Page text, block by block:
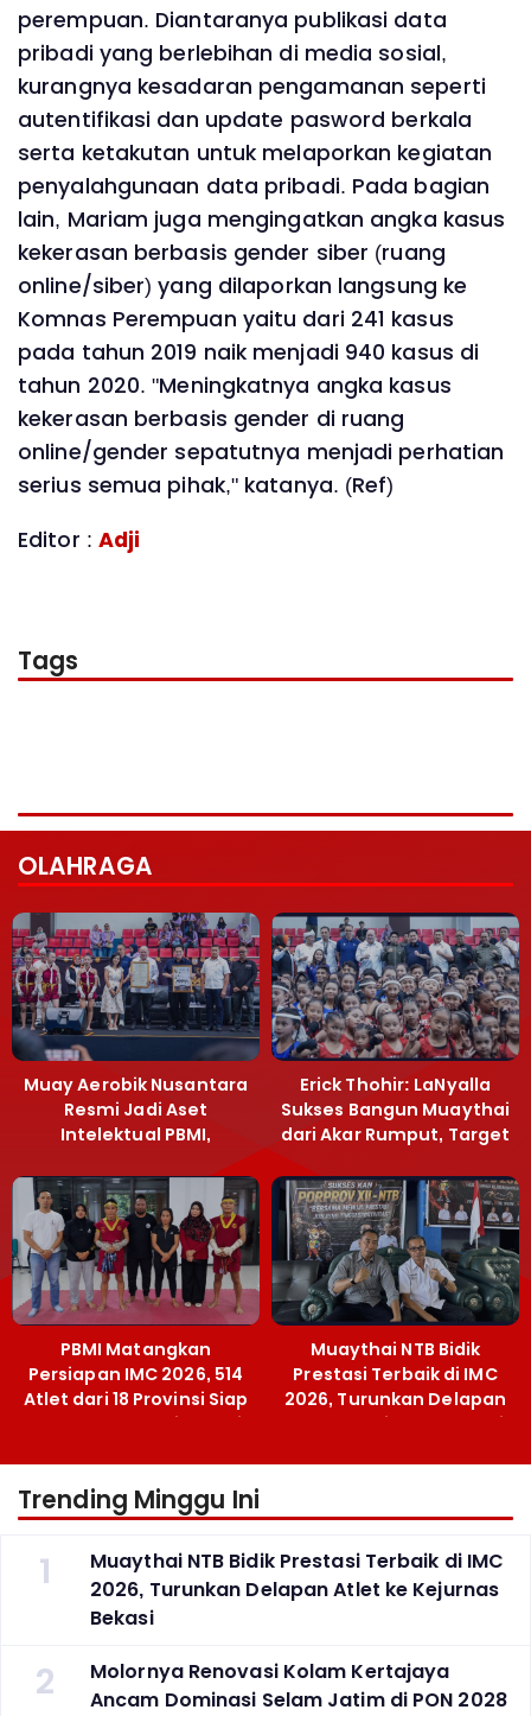
perempuan. Diantaranya publikasi data
pribadi yang berlebihan di media sosial,
kurangnya kesadaran pengamanan seperti
autentifikasi dan update pasword berkala
serta ketakutan untuk melaporkan kegiatan
penyalahgunaan data pribadi. Pada bagian
lain, Mariam juga mengingatkan angka kasus
kekerasan berbasis gender siber (ruang
online/siber) yang dilaporkan langsung ke
Komnas Perempuan yaitu dari 241 kasus
pada tahun 2019 naik menjadi 940 kasus di
tahun 2020. "Meningkatnya angka kasus
kekerasan berbasis gender di ruang
online/gender sepatutnya menjadi perhatian
serius semua pihak," katanya. (Ref)
Editor : Adji
Tags
OLAHRAGA
Muay Aerobik Nusantara
Resmi Jadi Aset
Intelektual PBMI,
Terobosan Bangun
Grassroots
Erick Thohir: LaNyalla
Sukses Bangun Muaythai
dari Akar Rumput, Target
PBMI Matangkan
Persiapan IMC 2026, 514
Atlet dari 18 Provinsi Siap
Berlaga Besok di Bekasi
Muaythai NTB Bidik
Prestasi Terbaik di IMC
2026, Turunkan Delapan
Atlet ke Kejurnas Bekasi
Trending Minggu Ini
1
Muaythai NTB Bidik Prestasi Terbaik di IMC
2026, Turunkan Delapan Atlet ke Kejurnas
Bekasi
2
Molornya Renovasi Kolam Kertajaya
Ancam Dominasi Selam Jatim di PON 2028